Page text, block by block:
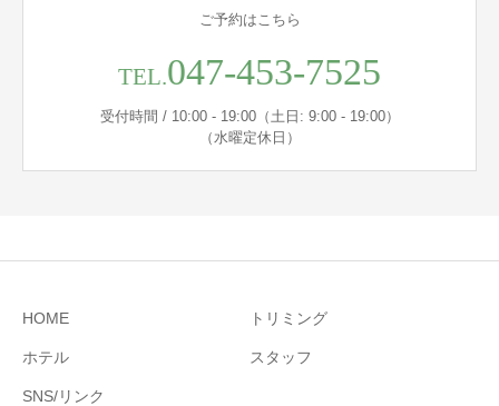
ご予約はこちら
TEL.047-453-7525
受付時間 / 10:00 - 19:00（土日: 9:00 - 19:00）
（水曜定休日）
HOME トリミング
ホテル スタッフ
SNS/リンク